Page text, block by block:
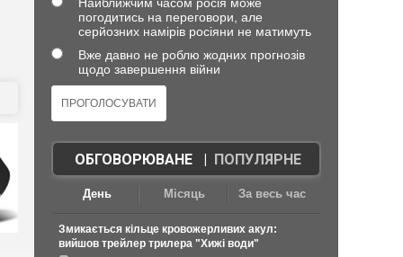
погодитись на переговори, але
серйозних намірів росіяни не матимуть
Вже давно не роблю жодних прогнозів
щодо завершення війни
ОБГОВОРЮВАНЕ| ПОПУЛЯРНЕ
День Місяць За весь час
Змикається кільце кровожерливих акул:
вийшов трейлер трилера "Хижі води"